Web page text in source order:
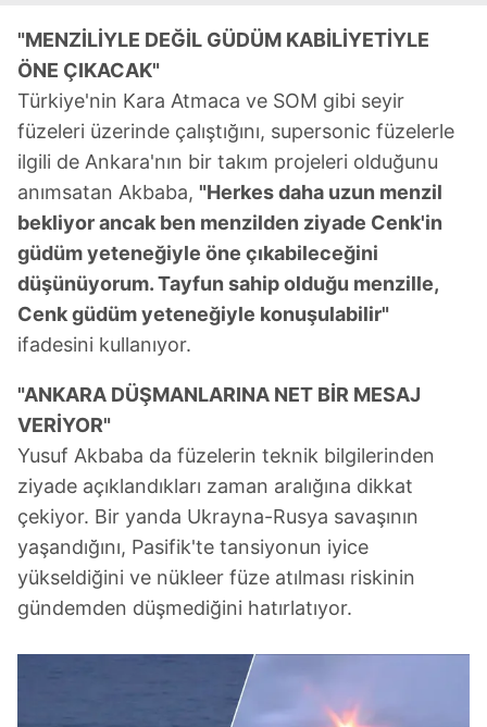
sınırlı olarak açık rızanız dahilinde kullanılacaktır.
Çerezlere ilişkin tercihlerinizi aşağıda yer alan panel
vasıtasıyla belirleyebilirsiniz. Çerezlere ilişkin detaylı bilgi
için Ayarlar butonuna tıklayabilir, Çerez Bilgilendirme
Metnimiziziyaret edebilirsiniz.
6698 sayılı Kişisel Verilerin Korunması Kanunu uyarınca
hazırlanmış Aydınlatma Metnimizi okumak ve sitemizde
ilgili mevzuata uygun olarak kullanılan çerezlerle ilgili bilgi
almak için lütfen
tıklayınız
"MENZİLİYLE DEĞİL GÜDÜM KABİLİYETİYLE
ÖNE ÇIKACAK"
Türkiye'nin Kara Atmaca ve SOM gibi seyir
füzeleri üzerinde çalıştığını, supersonic füzelerle
ilgili de Ankara'nın bir takım projeleri olduğunu
anımsatan Akbaba, "Herkes daha uzun menzil
bekliyor ancak ben menzilden ziyade Cenk'in
güdüm yeteneğiyle öne çıkabileceğini
düşünüyorum. Tayfun sahip olduğu menzille,
Cenk güdüm yeteneğiyle konuşulabilir"
ifadesini kullanıyor.
"ANKARA DÜŞMANLARINA NET BİR MESAJ
VERİYOR"
Yusuf Akbaba da füzelerin teknik bilgilerinden
ziyade açıklandıkları zaman aralığına dikkat
çekiyor. Bir yanda Ukrayna-Rusya savaşının
yaşandığını, Pasifik'te tansiyonun iyice
yükseldiğini ve nükleer füze atılması riskinin
gündemden düşmediğini hatırlatıyor.